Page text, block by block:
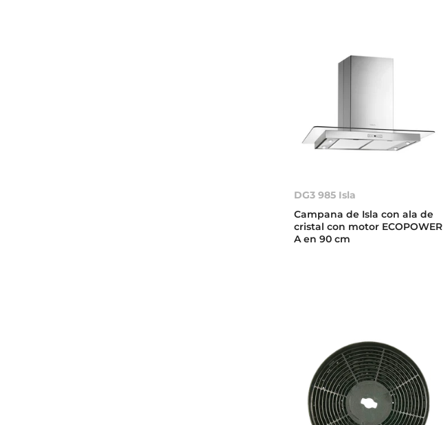
DG3 985 Isla
Campana de Isla con ala de
cristal con motor ECOPOWER
A en 90 cm